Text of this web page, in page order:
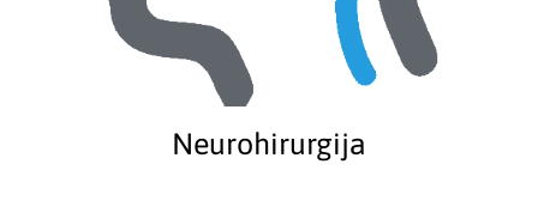
Neurohirurgija